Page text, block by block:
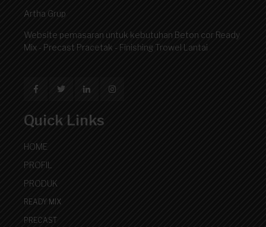
Artha Grup
Website pemasaran untuk kebutuhan Beton cor Ready
Mix - Precast Pracetak - Finishing Trowel Lantai
Quick Links
HOME
PROFIL
PRODUK
READY MIX
PRECAST